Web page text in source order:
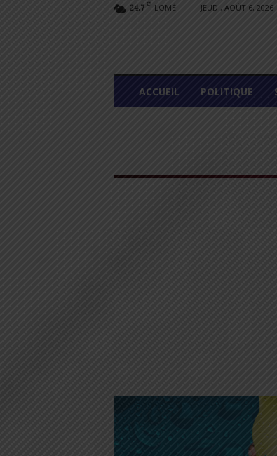
24.7 C LOMÉ JEUDI, AOÛT 6, 2026
L
M
ACCUEIL POLITIQUE